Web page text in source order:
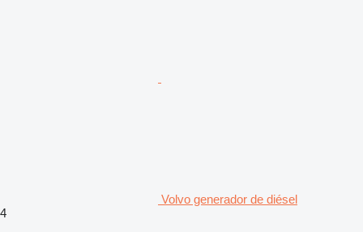
Volvo generador de diésel
4